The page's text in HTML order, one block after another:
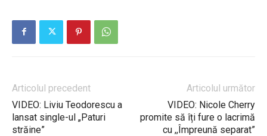
Articolul precedent
VIDEO: Liviu Teodorescu a
lansat single-ul „Paturi
străine”
Articolul următor
VIDEO: Nicole Cherry
promite să îți fure o lacrimă
cu ,,Împreună separat”